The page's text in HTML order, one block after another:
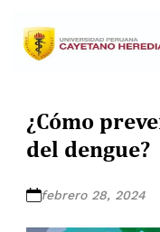
¿Cómo
del dengue?
febrero 28, 2024